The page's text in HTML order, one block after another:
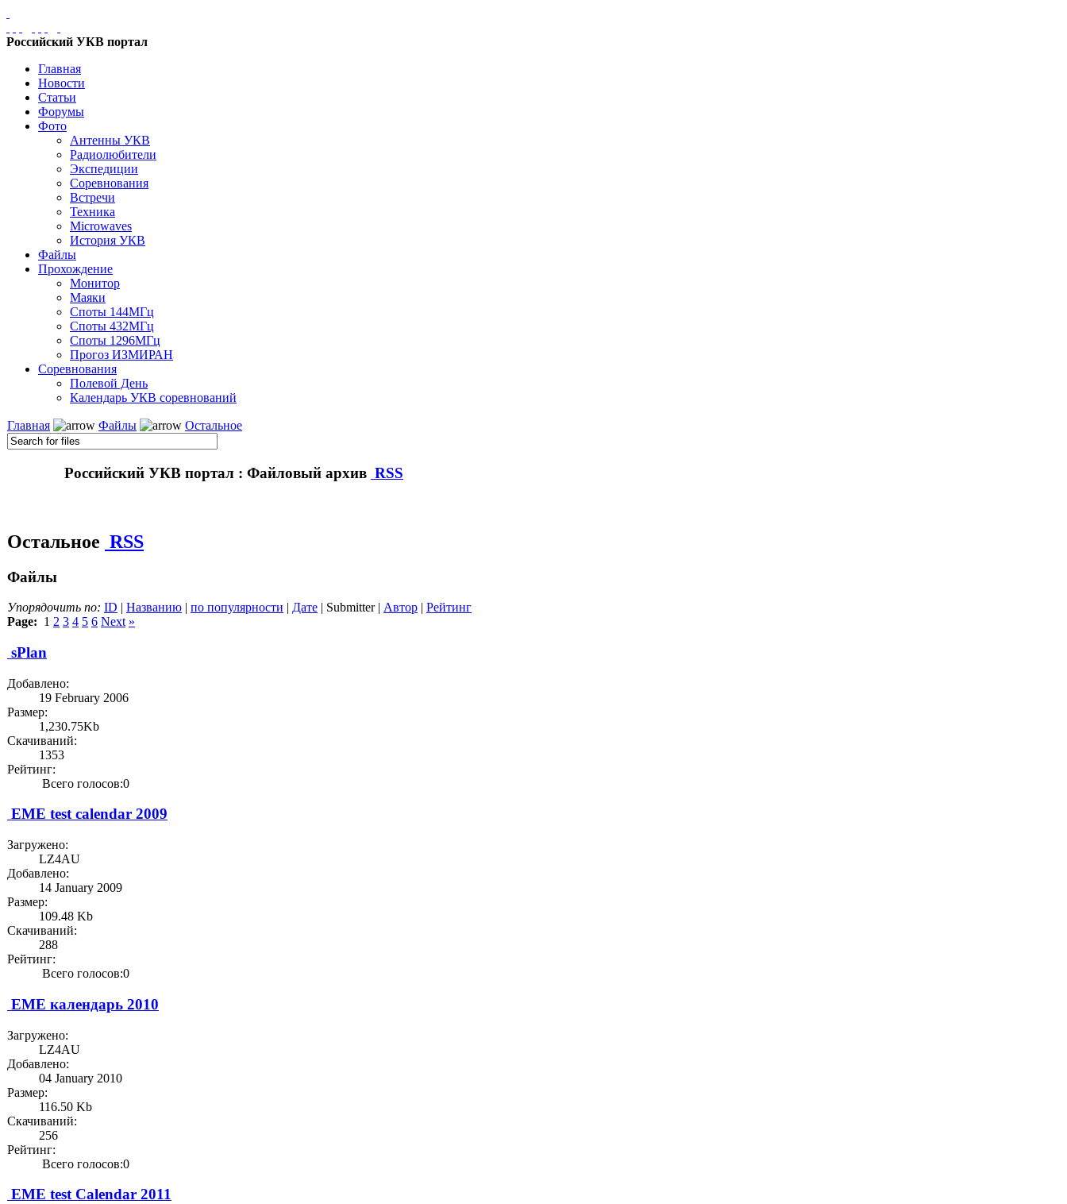
Российский УКВ портал
Главная
Новости
Статьи
Форумы
Фото
Антенны УКВ
Радиолюбители
Экспедиции
Соревнования
Встречи
Техника
Microwaves
История УКВ
Файлы
Прохождение
Монитор
Маяки
Споты 144МГц
Споты 432МГц
Споты 1296МГц
Прогоз ИЗМИРАН
Соревнования
Полевой День
Календарь УКВ соревнований
Главная Файлы Остальное
Российский УКВ портал : Файловый архив RSS
Остальное RSS
Файлы
Упорядочить по: ID | Названию | по популярности | Дате | Submitter | Автор | Рейтинг
Page: 1 2 3 4 5 6 Next »
sPlan
Добавлено:
19 February 2006
Размер:
1,230.75Kb
Скачиваний:
1353
Рейтинг:
Всего голосов:0
EME test calendar 2009
Загружено:
LZ4AU
Добавлено:
14 January 2009
Размер:
109.48 Kb
Скачиваний:
288
Рейтинг:
Всего голосов:0
ЕМЕ календарь 2010
Загружено:
LZ4AU
Добавлено:
04 January 2010
Размер:
116.50 Kb
Скачиваний:
256
Рейтинг:
Всего голосов:0
EME test Calendar 2011